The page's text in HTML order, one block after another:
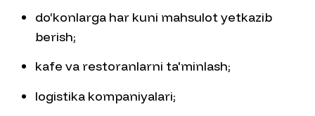
do‘konlarga har kuni mahsulot yetkazib
berish;
kafe va restoranlarni ta'minlash;
logistika kompaniyalari;